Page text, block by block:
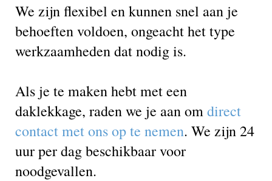
We zijn flexibel en kunnen snel aan je
behoeften voldoen, ongeacht het type
werkzaamheden dat nodig is.
Als je te maken hebt met een
daklekkage, raden we je aan omdirect
contact met ons op te nemen. We zijn 24
uur per dag beschikbaar voor
noodgevallen.